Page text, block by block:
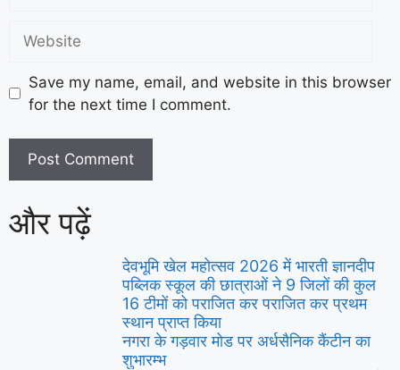
Save my name, email, and website in this browser
for the next time I comment.
और पढ़ें
देवभूमि खेल महोत्सव 2026 में भारती ज्ञानदीप
पब्लिक स्कूल की छात्राओं ने 9 जिलों की कुल
16 टीमों को पराजित कर पराजित कर प्रथम
स्थान प्राप्त किया
नगरा के गड़वार मोड पर अर्धसैनिक कैंटीन का
शुभारम्भ